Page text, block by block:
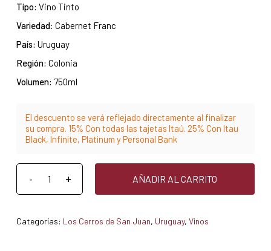
Tipo: Vino Tinto
Variedad: Cabernet Franc
País: Uruguay
Región: Colonia
Volumen: 750ml
El descuento se verá reflejado directamente al finalizar
su compra. 15% Con todas las tajetas Itaú. 25% Con Itau
Black, Infinite, Platinum y Personal Bank
AÑADIR AL CARRITO
Categorías: Los Cerros de San Juan, Uruguay, Vinos